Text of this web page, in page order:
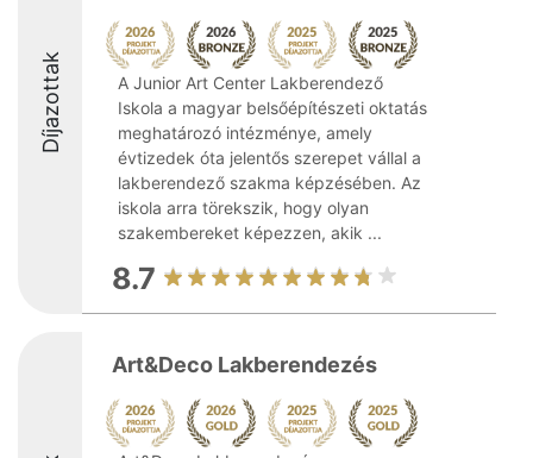
Díjazottak
A Junior Art Center Lakberendező
Iskola a magyar belsőépítészeti oktatás
meghatározó intézménye, amely
évtizedek óta jelentős szerepet vállal a
lakberendező szakma képzésében. Az
iskola arra törekszik, hogy olyan
szakembereket képezzen, akik ...
8.7
Art&Deco Lakberendezés